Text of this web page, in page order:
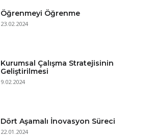
Öğrenmeyi Öğrenme
23.02.2024
Kurumsal Çalışma Stratejisinin
Geliştirilmesi
9.02.2024
Dört Aşamalı İnovasyon Süreci
22.01.2024